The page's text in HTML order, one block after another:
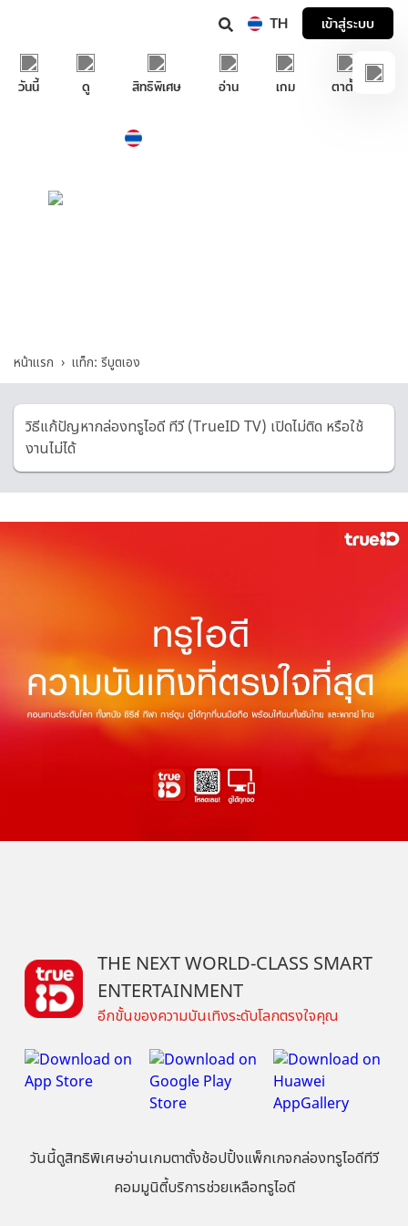
TH เข้าสู่ระบบ
วันนี้ ดู สิทธิพิเศษ อ่าน เกม ตาตั้ง
หน้าแรก แท็ก: รีบูตเอง
วิธีแก้ปัญหากล่องทรูไอดี ทีวี (TrueID TV) เปิดไม่ติด หรือใช้
งานไม่ได้
THE NEXT WORLD-CLASS SMART
ENTERTAINMENT
อีกขั้นของความบันเทิงระดับโลกตรงใจคุณ
วันนี้ดูสิทธิพิเศษอ่านเกมตาตั้งช้อปปิ้งแพ็กเกจกล่องทรูไอดีทีวี
คอมมูนิตี้บริการช่วยเหลือทรูไอดี